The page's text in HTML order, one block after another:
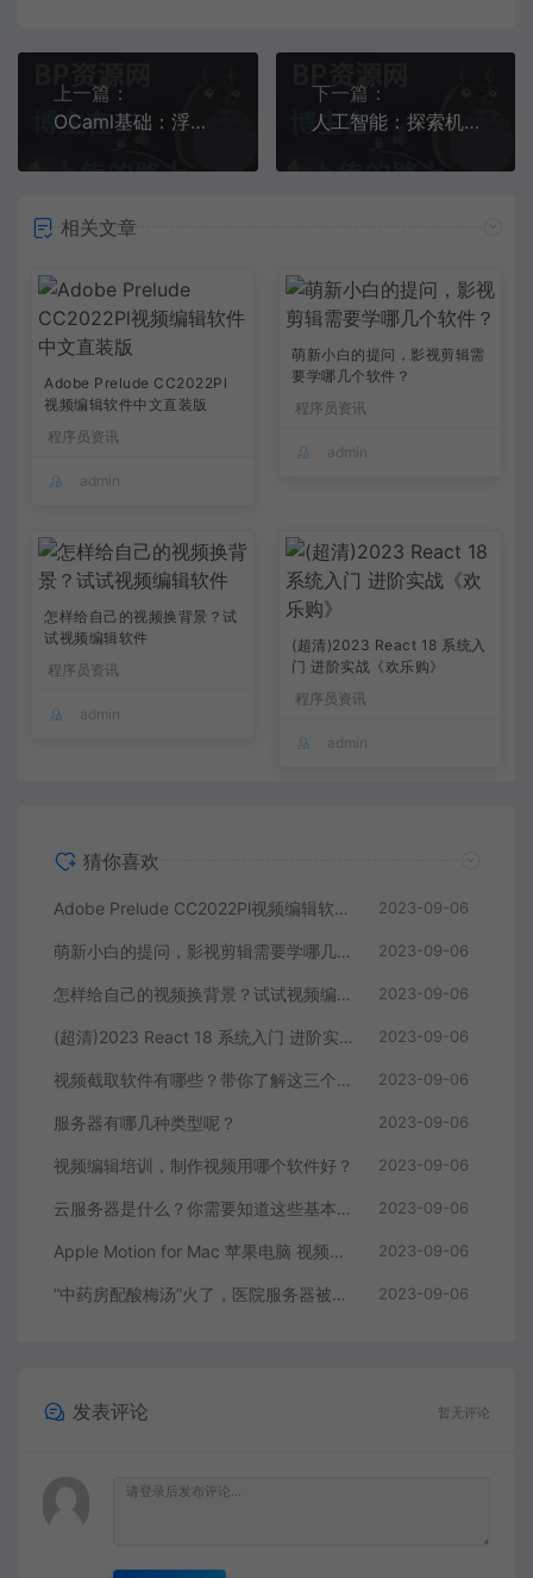
上一篇：
OCaml基础：浮点数计算
下一篇：
人工智能：探索机器学习的前沿技术——AI时代的新篇章
相关文章
Adobe Prelude CC2022Pl
视频编辑软件中文直装版
程序员资讯
admin
萌新小白的提问，影视剪辑需
要学哪几个软件？
程序员资讯
admin
怎样给自己的视频换背景？试
试视频编辑软件
程序员资讯
admin
(超清)2023 React 18 系统入
门 进阶实战《欢乐购》
程序员资讯
admin
猜你喜欢
Adobe Prelude CC2022Pl视频编辑软件中文直装版 2023-09-06
萌新小白的提问，影视剪辑需要学哪几个软件？ 2023-09-06
怎样给自己的视频换背景？试试视频编辑软件 2023-09-06
(超清)2023 React 18 系统入门 进阶实战《欢乐购》 2023-09-06
视频截取软件有哪些？带你了解这三个视频编辑软件 2023-09-06
服务器有哪几种类型呢？ 2023-09-06
视频编辑培训，制作视频用哪个软件好？ 2023-09-06
云服务器是什么？你需要知道这些基本知识 2023-09-06
Apple Motion for Mac 苹果电脑 视频编辑软件 2023-09-06
“中药房配酸梅汤”火了，医院服务器被挤爆，网友：更适合中国宝宝体质 2023-09-06
发表评论 暂无评论